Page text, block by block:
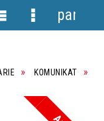
KOMUNIKAT
Menu
panel